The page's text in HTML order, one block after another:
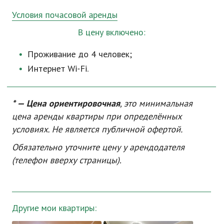
Условия почасовой аренды
В цену включено:
Проживание до 4 человек;
Интернет Wi-Fi.
* — Цена ориентировочная, это минимальная
цена аренды квартиры при определённых
условиях. Не является публичной офертой.
Обязательно уточните цену у арендодателя
(телефон вверху страницы).
Другие мои квартиры: